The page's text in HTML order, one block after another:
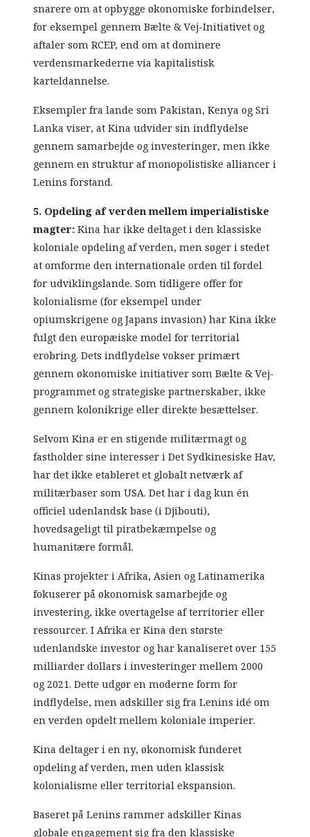
snarere om at opbygge økonomiske forbindelser,
for eksempel gennem Bælte & Vej-Initiativet og
aftaler som RCEP, end om at dominere
verdensmarkederne via kapitalistisk
karteldannelse.
Eksempler fra lande som Pakistan, Kenya og Sri
Lanka viser, at Kina udvider sin indflydelse
gennem samarbejde og investeringer, men ikke
gennem en struktur af monopolistiske alliancer i
Lenins forstand.
5. Opdeling af verden mellem imperialistiske
magter:Kina har ikke deltaget i den klassiske
koloniale opdeling af verden, men søger i stedet
at omforme den internationale orden til fordel
for udviklingslande. Som tidligere offer for
kolonialisme (for eksempel under
opiumskrigene og Japans invasion) har Kina ikke
fulgt den europæiske model for territorial
erobring. Dets indflydelse vokser primært
gennem økonomiske initiativer som Bælte & Vej-
programmet og strategiske partnerskaber, ikke
gennem kolonikrige eller direkte besættelser.
Selvom Kina er en stigende militærmagt og
fastholder sine interesser i Det Sydkinesiske Hav,
har det ikke etableret et globalt netværk af
militærbaser som USA. Det har i dag kun én
officiel udenlandsk base (i Djibouti),
hovedsageligt til piratbekæmpelse og
humanitære formål.
Kinas projekter i Afrika, Asien og Latinamerika
fokuserer på økonomisk samarbejde og
investering, ikke overtagelse af territorier eller
ressourcer. I Afrika er Kina den største
udenlandske investor og har kanaliseret over 155
milliarder dollars i investeringer mellem 2000
og 2021. Dette udgør en moderne form for
indflydelse, men adskiller sig fra Lenins idé om
en verden opdelt mellem koloniale imperier.
Kina deltager i en ny, økonomisk funderet
opdeling af verden, men uden klassisk
kolonialisme eller territorial ekspansion.
Baseret på Lenins rammer adskiller Kinas
globale engagement sig fra den klassiske